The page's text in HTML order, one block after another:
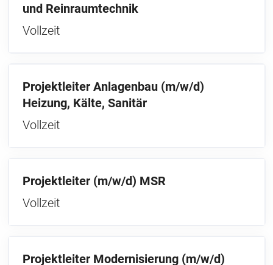
und Reinraumtechnik
Vollzeit
Projektleiter Anlagenbau (m/w/d)
Heizung, Kälte, Sanitär
Vollzeit
Projektleiter (m/w/d) MSR
Vollzeit
Projektleiter Modernisierung (m/w/d)